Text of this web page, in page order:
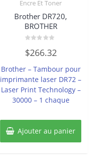
Encre Et Toner
Brother DR720,
BROTHER
0
sur
$266.32
Brother – Tambour pour
imprimante laser DR72 –
Laser Print Technology –
30000 – 1 chaque
Ajouter au panier